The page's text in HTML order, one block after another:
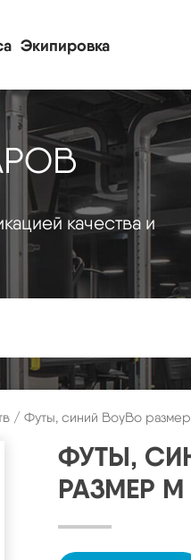
Экипировка
качества и
/ Футы, синий BoyBo
ФУТЫ,
РАЗМЕР M